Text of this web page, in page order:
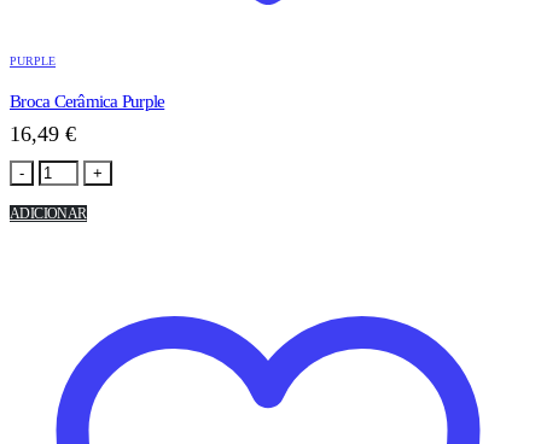
PURPLE
Broca Cerâmica Purple
16,49 €
- +
ADICIONAR